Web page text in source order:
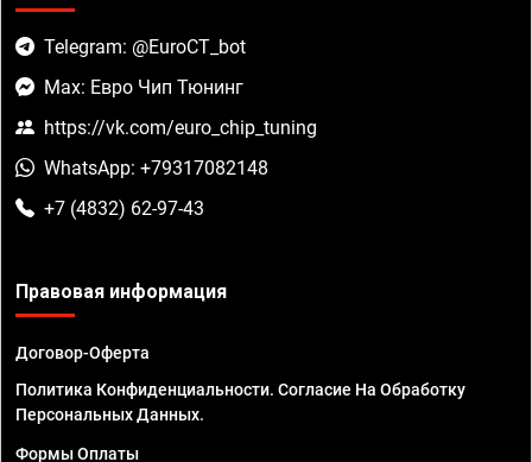
Telegram: @EuroCT_bot
Max: Евро Чип Тюнинг
https://vk.com/euro_chip_tuning
WhatsApp: +79317082148
+7 (4832) 62-97-43
Правовая информация
Договор-Оферта
Политика Конфиденциальности. Согласие На Обработку
Персональных Данных.
Формы Оплаты